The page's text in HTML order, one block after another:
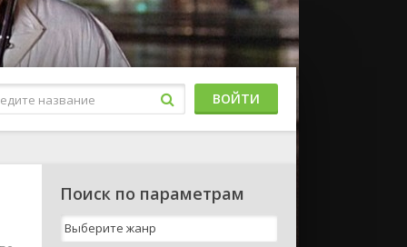
ВОЙТИ
Поиск по параметрам